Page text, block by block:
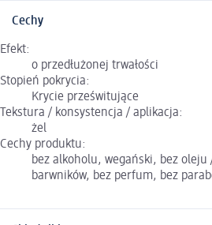
Cechy
Efekt:
o przedłużonej trwałości
Stopień pokrycia:
Krycie prześwitujące
Tekstura / konsystencja / aplikacja:
żel
Cechy produktu:
bez alkoholu, wegański, bez oleju
barwników, bez perfum, bez